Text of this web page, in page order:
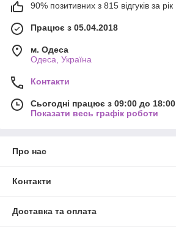
90% позитивних з 815 відгуків за рік
Працює з 05.04.2018
м. Одеса
Одеса, Україна
Контакти
Сьогодні працює з 09:00 до 18:00
Показати весь графік роботи
Про нас
Контакти
Доставка та оплата